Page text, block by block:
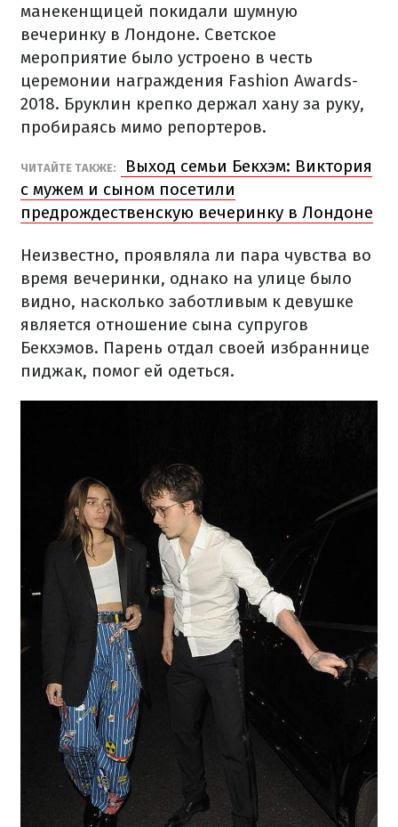
манекенщицей покидали шумную
вечеринку в Лондоне. Светское
мероприятие было устроено в честь
церемонии награждения Fashion Awards-
2018. Бруклин крепко держал хану за руку,
пробираясь мимо репортеров.
ЧИТАЙТЕ ТАКЖЕ:
Выход семьи Бекхэм: Виктория
с мужем и сыном посетили
предрождественскую вечеринку в Лондоне
Неизвестно, проявляла ли пара чувства во
время вечеринки, однако на улице было
видно, насколько заботливым к девушке
является отношение сына супругов
Бекхэмов. Парень отдал своей избраннице
пиджак, помог ей одеться.